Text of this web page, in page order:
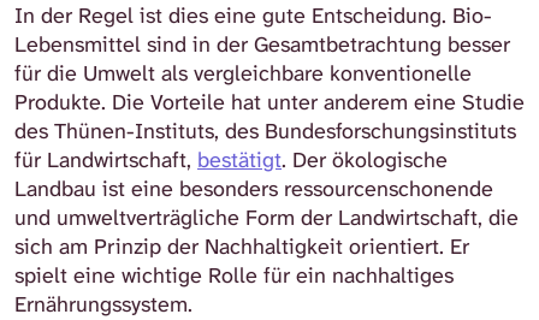
In der Regel ist dies eine gute Entscheidung. Bio-
Lebensmittel sind in der Gesamtbetrachtung besser
für die Umwelt als vergleichbare konventionelle
Produkte. Die Vorteile hat unter anderem eine Studie
des Thünen-Instituts, des Bundesforschungsinstituts
für Landwirtschaft, bestätigt. Der ökologische
Landbau ist eine besonders ressourcenschonende
und umweltverträgliche Form der Landwirtschaft, die
sich am Prinzip der ⁠Nachhaltigkeit⁠ orientiert. Er
spielt eine wichtige Rolle für ein nachhaltiges
Ernährungssystem.